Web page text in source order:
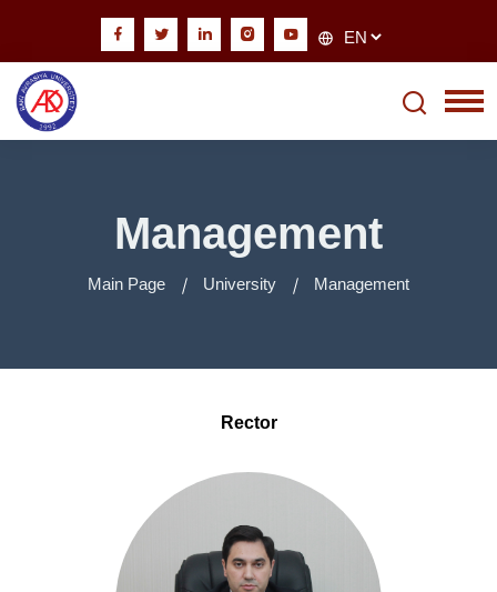
Management
Main Page University Management
Rector